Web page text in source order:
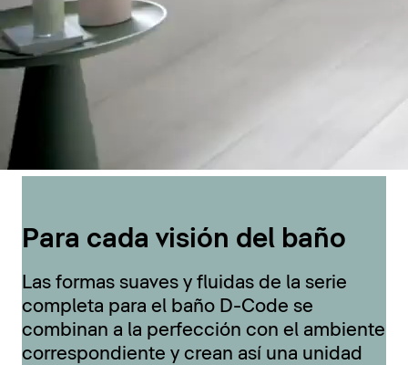
Para cada visión del baño
Las formas suaves y fluidas de la serie
completa para el baño D-Code se
combinan a la perfección con el ambiente
correspondiente y crean así una unidad